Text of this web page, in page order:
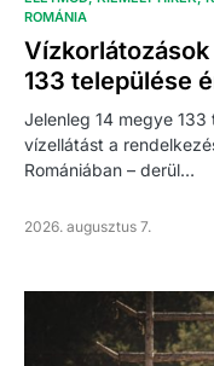
ROMÁNIA
Vízkorlátozások
133 települése
Jelenleg 14 megye
vízellátást a
Romániában – derül…
2026. augusztus 7.